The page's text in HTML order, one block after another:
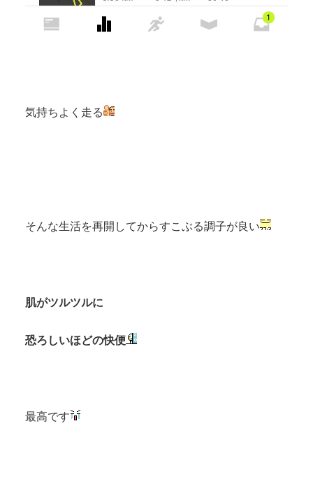
気持ちよく走る
そんな生活を再開してからすこぶる調子が良い
肌がツルツルに
恐ろしいほどの快便
最高です